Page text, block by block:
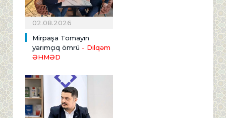
02.08.2026
Mirpaşa Tomayın
yarımçıq ömrü - Dilqəm
ƏHMƏD